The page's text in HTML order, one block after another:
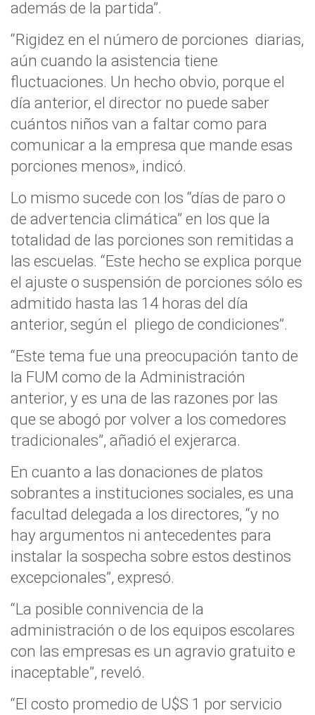
además de la partida”.
“Rigidez en el número de porciones diarias,
aún cuando la asistencia tiene
fluctuaciones. Un hecho obvio, porque el
día anterior, el director no puede saber
cuántos niños van a faltar como para
comunicar a la empresa que mande esas
porciones menos», indicó.
Lo mismo sucede con los “días de paro o
de advertencia climática” en los que la
totalidad de las porciones son remitidas a
las escuelas. “Este hecho se explica porque
el ajuste o suspensión de porciones sólo es
admitido hasta las 14 horas del día
anterior, según el pliego de condiciones”.
“Este tema fue una preocupación tanto de
la FUM como de la Administración
anterior, y es una de las razones por las
que se abogó por volver a los comedores
tradicionales”, añadió el exjerarca.
En cuanto a las donaciones de platos
sobrantes a instituciones sociales, es una
facultad delegada a los directores, “y no
hay argumentos ni antecedentes para
instalar la sospecha sobre estos destinos
excepcionales”, expresó.
“La posible connivencia de la
administración o de los equipos escolares
con las empresas es un agravio gratuito e
inaceptable”, reveló.
“El costo promedio de U$S 1 por servicio